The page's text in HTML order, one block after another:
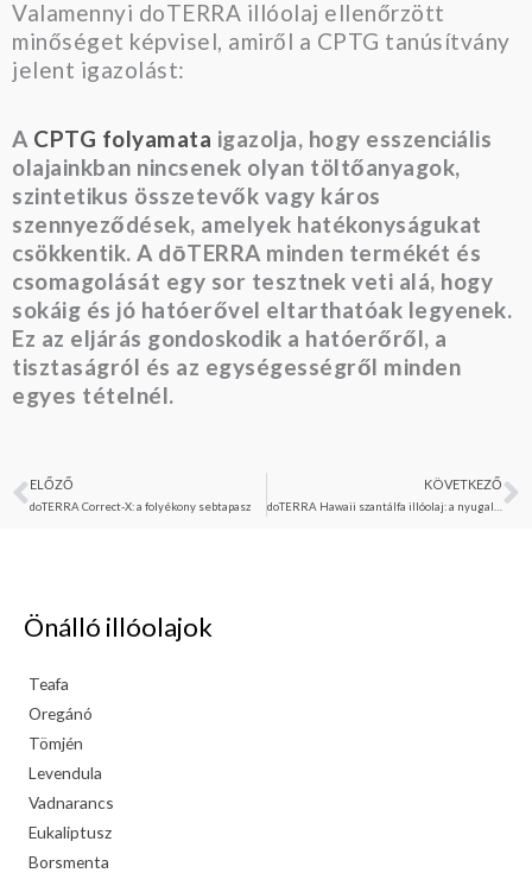
Valamennyi doTERRA illóolaj ellenőrzött
minőséget képvisel, amiről a CPTG tanúsítvány
jelent igazolást:
A CPTG folyamata igazolja, hogy esszenciális
olajainkban nincsenek olyan töltőanyagok,
szintetikus összetevők vagy káros
szennyeződések, amelyek hatékonyságukat
csökkentik. A dōTERRA minden termékét és
csomagolását egy sor tesztnek veti alá, hogy
sokáig és jó hatóerővel eltarthatóak legyenek.
Ez az eljárás gondoskodik a hatóerőről, a
tisztaságról és az egységességről minden
egyes tételnél.
Előző
ELŐZŐ
doTERRA Correct-X: a folyékony sebtapasz
KÖVETKEZŐ
Önálló illóolajok
Teafa
Oregánó
Tömjén
Levendula
Vadnarancs
Eukaliptusz
Borsmenta